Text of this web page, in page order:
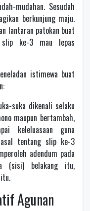
mudahan. Sesudah
berkunjung maju.
lantaran patokan buat
slip ke-3 mau lepas
istimewa buat
suka dikenali selaku
maupun bertambah,
keleluasaan guna
tentang slip ke-3
adendum pada
(sisi) belakang itu,
Agunan